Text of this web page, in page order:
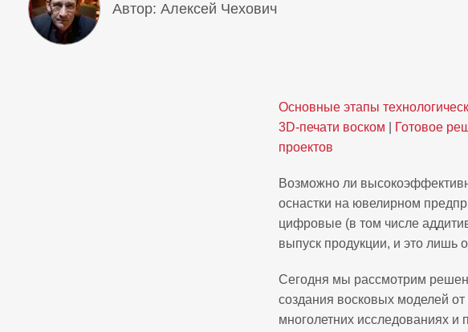
Автор: Алексей Чехович
Основные этапы
3D‑печати воском
Готовое
проектов
Возможно ли
оснастки на ювелирном
цифровые (в том числе
выпуск продукции, и это лишь
Сегодня мы рассмотрим
создания восковых моделей
многолетних исследованиях и